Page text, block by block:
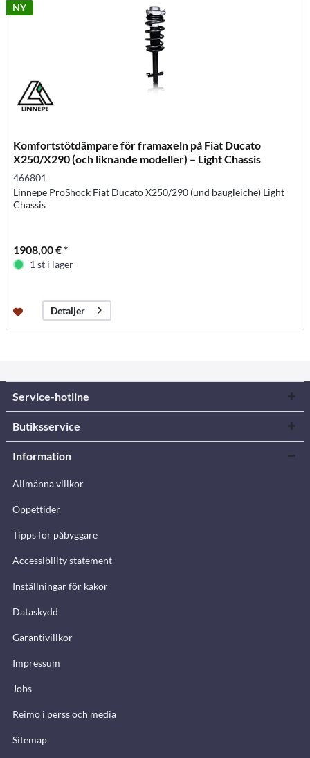
NY
Komfortstötdämpare för framaxeln på Fiat Ducato
X250/X290 (och liknande modeller) – Light Chassis
466801
Linnepe ProShock Fiat Ducato X250/290 (und baugleiche) Light
Chassis
1908,00 € *
1 st i lager
Detaljer
Service-hotline
Butiksservice
Information
Allmänna villkor
Öppettider
Tipps för påbyggare
Accessibility statement
Inställningar för kakor
Dataskydd
Garantivillkor
Impressum
Jobs
Reimo i perss och media
Sitemap